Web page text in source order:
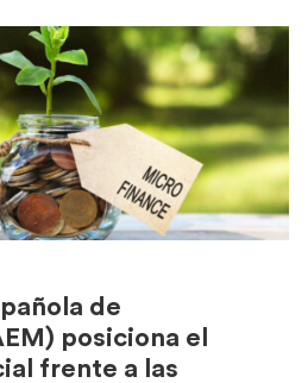
de
posiciona el
frente a las